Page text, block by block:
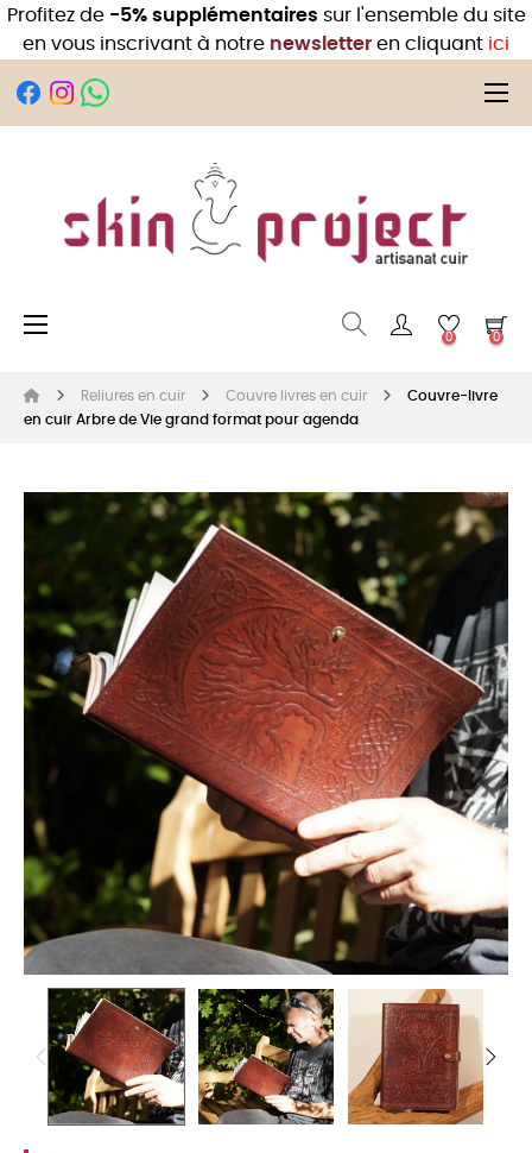
Profitez de-5% supplémentaires sur l'ensemble du site
en vous inscrivant à notre newsletter en cliquant ici
☰
Basculer la navigation
☰
0 0
Reliures en cuir Couvre livres en cuir
Couvre-livre
en cuir Arbre de Vie grand format pour agenda